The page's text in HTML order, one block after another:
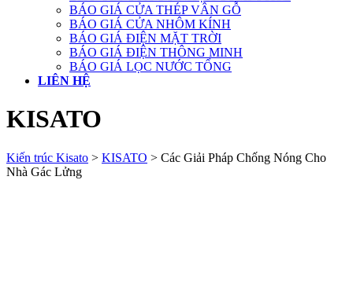
BÁO GIÁ CỬA THÉP VÂN GỖ
BÁO GIÁ CỬA NHÔM KÍNH
BÁO GIÁ ĐIỆN MẶT TRỜI
BÁO GIÁ ĐIỆN THÔNG MINH
BÁO GIÁ LỌC NƯỚC TỔNG
LIÊN HỆ
KISATO
Kiến trúc Kisato > KISATO > Các Giải Pháp Chống Nóng Cho
Nhà Gác Lửng